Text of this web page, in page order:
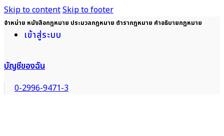
Skip to contentSkip to footer
จำหน่าย หนังสือกฎหมาย ประมวลกฎหมาย ตำรากฎหมาย คำอธิบายกฎหมาย
เข้าสู่ระบบ
บัญชีของฉัน
0-2996-9471-3